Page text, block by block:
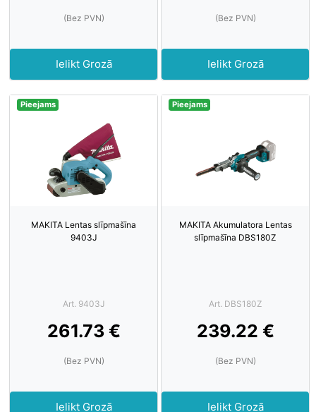
(Bez PVN)
Ielikt Grozā
(Bez PVN)
Ielikt Grozā
Pieejams
MAKITA Lentas slīpmašīna
9403J
Art. 9403J
261.73 €
(Bez PVN)
Ielikt Grozā
Pieejams
MAKITA Akumulatora Lentas
slīpmašīna DBS180Z
Art. DBS180Z
239.22 €
(Bez PVN)
Ielikt Grozā